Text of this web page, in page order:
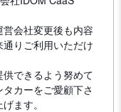
会社変更後も内容
りご利用いただけ
できるよう努めて
カーをご愛顧下さ
ます。